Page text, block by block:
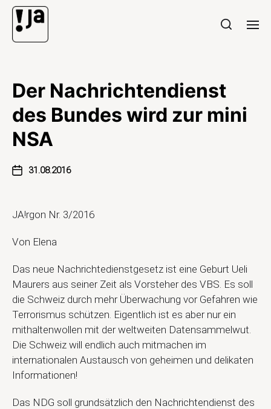
Der Nachrichtendienst
des Bundes wird zur mini
NSA
31.08.2016
JA!rgon Nr. 3/2016
Von Elena
Das neue Nachrichtedienstgesetz ist eine Geburt Ueli
Maurers aus seiner Zeit als Vorsteher des VBS. Es soll
die Schweiz durch mehr Überwachung vor Gefahren wie
Terrorismus schützen. Eigentlich ist es aber nur ein
mithaltenwollen mit der weltweiten Datensammelwut.
Die Schweiz will endlich auch mitmachen im
internationalen Austausch von geheimen und delikaten
Informationen!
Das NDG soll grundsätzlich den Nachrichtendienst des